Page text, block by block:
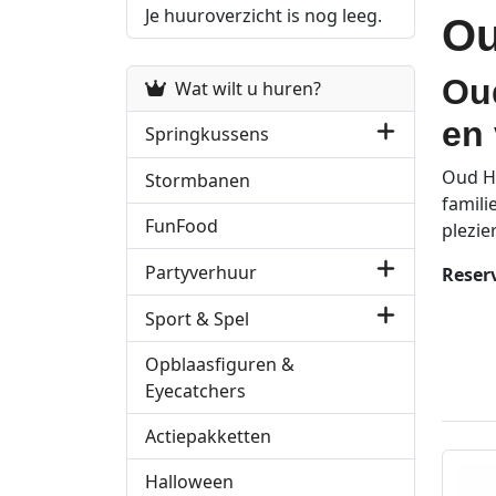
Je huuroverzicht is nog leeg.
Wat wilt u huren?
Springkussens
Stormbanen
FunFood
Partyverhuur
Sport & Spel
Opblaasfiguren &
Eyecatchers
Actiepakketten
Halloween
en
Oud